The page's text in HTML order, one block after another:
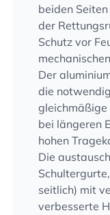
beiden
der
Schutz vor
Der
die
gleichmäßige
bei längeren
hohen
Die
seitlich) mit
verbesserte